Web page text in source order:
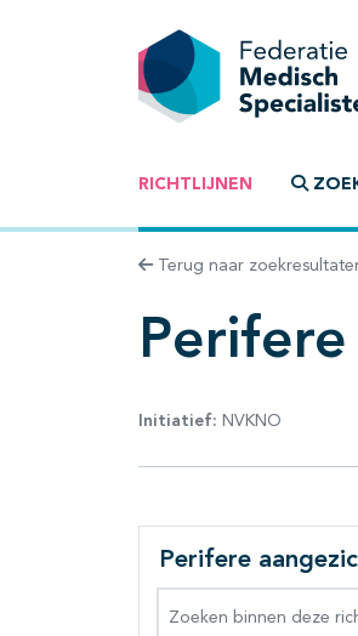
RICHTLIJNEN
Terug naar
Initiatief: NVKNO
Perifere